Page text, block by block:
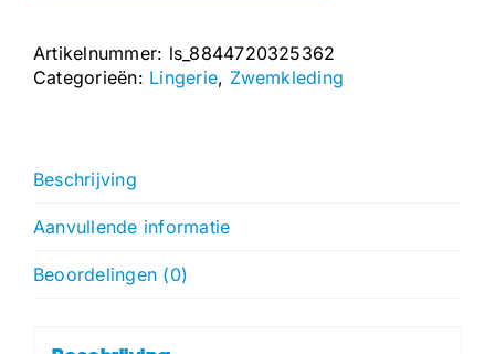
Artikelnummer: ls_8844720325362
Categorieën: Lingerie, Zwemkleding
Beschrijving
Aanvullende informatie
Beoordelingen (0)